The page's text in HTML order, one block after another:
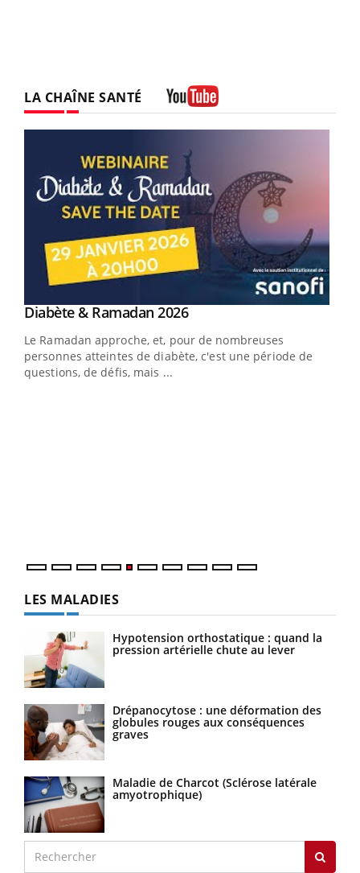
LA CHAÎNE SANTÉ
Youtube
Diabète & Ramadan 2026Youtube
Le Ramadan approche, et, pour de nombreuses
personnes atteintes de diabète, c'est une période de
questions, de défis, mais ...
LES MALADIES
Hypotension orthostatique : quand la
pression artérielle chute au lever
Drépanocytose : une déformation des
globules rouges aux conséquences
graves
Maladie de Charcot (Sclérose latérale
amyotrophique)